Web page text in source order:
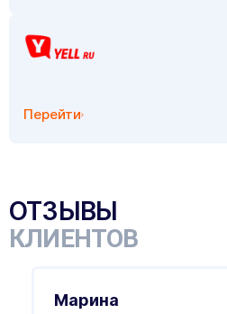
Перейти
ОТЗЫВЫ
КЛИЕНТОВ
Марина